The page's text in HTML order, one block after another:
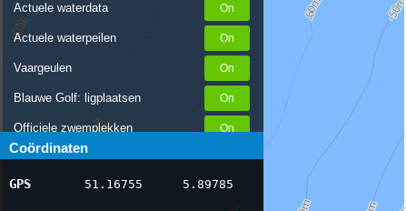
Actuele waterdata
Actuele waterpeilen
Vaargeulen
Blauwe Golf: ligplaatsen
Officiele zwemplekken
Stremmingen/hinder
AIS scheepsposities
Coördinaten
GPS 51.16755 5.89785